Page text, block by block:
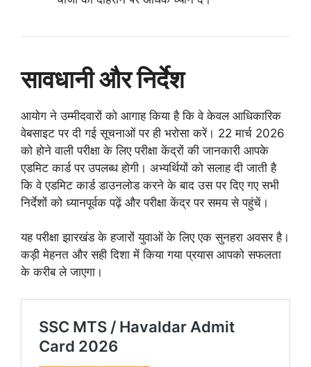
सावधानी और निर्देश
आयोग ने उम्मीदवारों को आगाह किया है कि वे केवल आधिकारिक
वेबसाइट पर दी गई सूचनाओं पर ही भरोसा करें। 22 मार्च 2026
को होने वाली परीक्षा के लिए परीक्षा केंद्रों की जानकारी आपके
एडमिट कार्ड पर उपलब्ध होगी। अभ्यर्थियों को सलाह दी जाती है
कि वे एडमिट कार्ड डाउनलोड करने के बाद उस पर दिए गए सभी
निर्देशों को ध्यानपूर्वक पढ़ें और परीक्षा केंद्र पर समय से पहुंचें।
यह परीक्षा झारखंड के हजारों युवाओं के लिए एक सुनहरा अवसर है।
कड़ी मेहनत और सही दिशा में किया गया प्रयास आपको सफलता
के करीब ले जाएगा।